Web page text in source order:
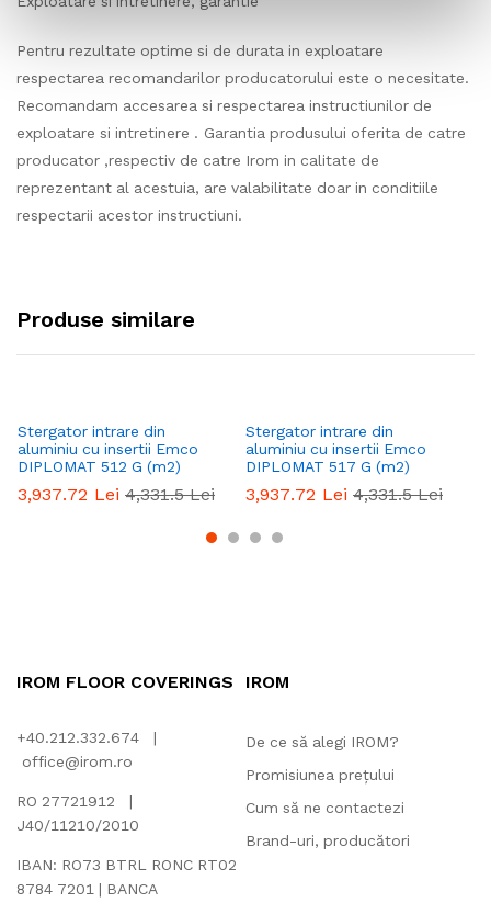
Pentru rezultate optime si de durata in exploatare
respectarea recomandarilor producatorului este o necesitate.
Recomandam accesarea si respectarea instructiunilor de
exploatare si intretinere . Garantia produsului oferita de catre
producator ,respectiv de catre Irom in calitate de
reprezentant al acestuia, are valabilitate doar in conditiile
respectarii acestor instructiuni.
Produse similare
Stergator intrare din
aluminiu cu insertii Emco
DIPLOMAT 512 G (m2)
3,937.72 Lei 4,331.5 Lei
Stergator intrare din
aluminiu cu insertii Emco
DIPLOMAT 517 G (m2)
3,937.72 Lei 4,331.5 Lei
IROM FLOOR COVERINGS
+40.212.332.674 |
office@irom.ro
RO 27721912 |
J40/11210/2010
IBAN: RO73 BTRL RONC RT02
8784 7201 | BANCA
IROM
De ce să alegi IROM?
Promisiunea prețului
Cum să ne contactezi
Brand-uri, producători